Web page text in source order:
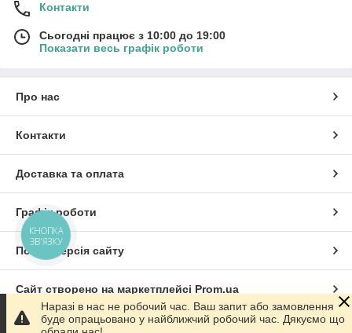
Контакти
Сьогодні працює з 10:00 до 19:00
Показати весь графік роботи
Про нас
Контакти
Доставка та оплата
Графік роботи
Повна версія сайту
Сайт створено на маркетплейсі Prom.ua
Політика конфіденційності
Наразі в нас не робочий час. Ваш запит або замовлення
буде опрацьовано у найближчий робочий час. Дякуємо що
КНОПКА
ЗВ'ЯЗКУ